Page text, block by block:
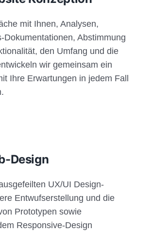
mit Ihnen, Analysen,
Dokumentationen, Abstimmung
den Umfang und die
wir gemeinsam ein
Ihre Erwartungen in jedem Fall
Design
UX/UI Design-
Entwufserstellung und die
Prototypen sowie
Responsive-Design